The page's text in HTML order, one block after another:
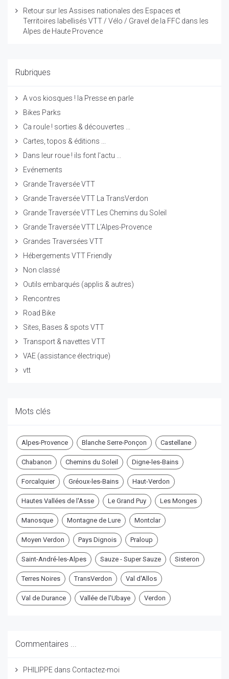
Retour sur les Assises nationales des Espaces et
Territoires labellisés VTT / Vélo / Gravel de la FFC dans les
Alpes de Haute Provence
Rubriques
A vos kiosques ! la Presse en parle
Bikes Parks
Ca roule ! sorties & découvertes ...
Cartes, topos & éditions ...
Dans leur roue ! ils font l'actu ...
Evénements
Grande Traversée VTT
Grande Traversée VTT La TransVerdon
Grande Traversée VTT Les Chemins du Soleil
Grande Traversée VTT L’Alpes-Provence
Grandes Traversées VTT
Hébergements VTT Friendly
Non classé
Outils embarqués (applis & autres)
Rencontres
Road Bike
Sites, Bases & spots VTT
Transport & navettes VTT
VAE (assistance électrique)
vtt
Mots clés
Alpes-Provence Blanche Serre-Ponçon Castellane
Chabanon Chemins du Soleil Digne-les-Bains
Forcalquier Gréoux-les-Bains Haut-Verdon
Hautes Vallées de l'Asse Le Grand Puy Les Monges
Manosque Montagne de Lure Montclar
Moyen Verdon Pays Dignois Praloup
Saint-André-les-Alpes Sauze - Super Sauze Sisteron
Terres Noires TransVerdon Val d'Allos
Val de Durance Vallée de l'Ubaye Verdon
Commentaires ...
PHILIPPE dans Contactez-moi